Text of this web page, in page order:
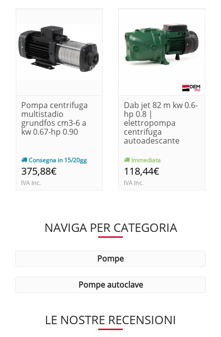
Pompa centrifuga
multistadio
grundfos cm3-6 a
kw 0.67-hp 0.90
Consegna in 15/20gg
375,88€
IVA Inc.
Dab jet 82 m kw 0.6-
hp 0.8 |
elettropompa
centrifuga
autoadescante
Immediata
118,44€
IVA Inc.
NAVIGA PER CATEGORIA
pompe
pompe autoclave
LE NOSTRE RECENSIONI